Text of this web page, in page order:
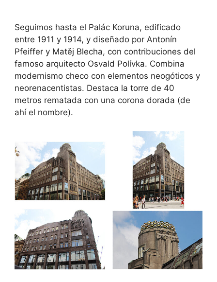
Seguimos hasta el Palác Koruna, edificado
entre 1911 y 1914, y diseñado por Antonín
Pfeiffer y Matěj Blecha, con contribuciones del
famoso arquitecto Osvald Polívka. Combina
modernismo checo con elementos neogóticos y
neorenacentistas. Destaca la torre de 40
metros rematada con una corona dorada (de
ahí el nombre).